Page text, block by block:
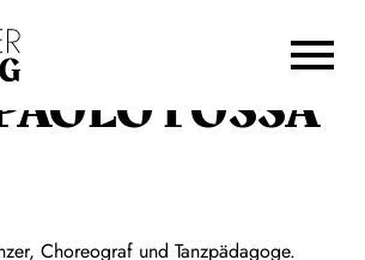
FOSSA
Choreograf und Tanzpädagoge.